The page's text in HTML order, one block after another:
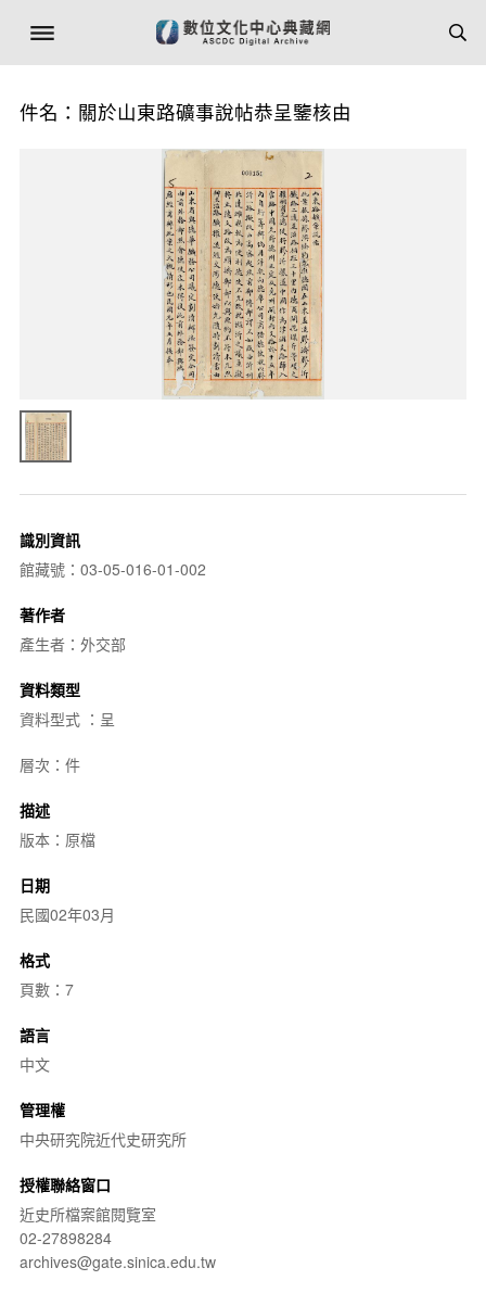
件名：關於山東路礦事說帖恭呈鑒核由
識別資訊
館藏號：03-05-016-01-002
著作者
產生者：外交部
資料類型
資料型式 ：呈
層次：件
描述
版本：原檔
日期
民國02年03月
格式
頁數：7
語言
中文
管理權
中央研究院近代史研究所
授權聯絡窗口
近史所檔案館閱覽室
02-27898284
archives@gate.sinica.edu.tw